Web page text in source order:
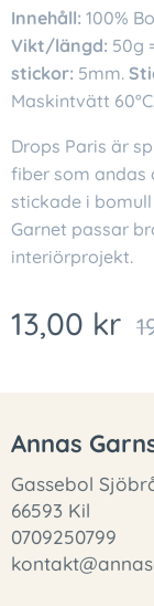
Innehåll: 100%
Vikt/längd: 50g
stickor: 5mm.
Maskintvätt
Drops Paris är
fiber som andas
stickade i
Garnet passar
interiörprojekt.
13,00 kr
Annas
Gassebol
66593 Kil
0709250799